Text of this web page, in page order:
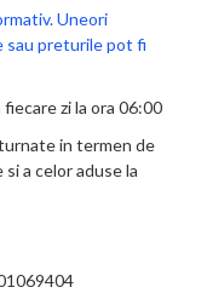
Uneori
sau preturile pot fi
zi la ora 06:00
in termen de
a celor aduse la